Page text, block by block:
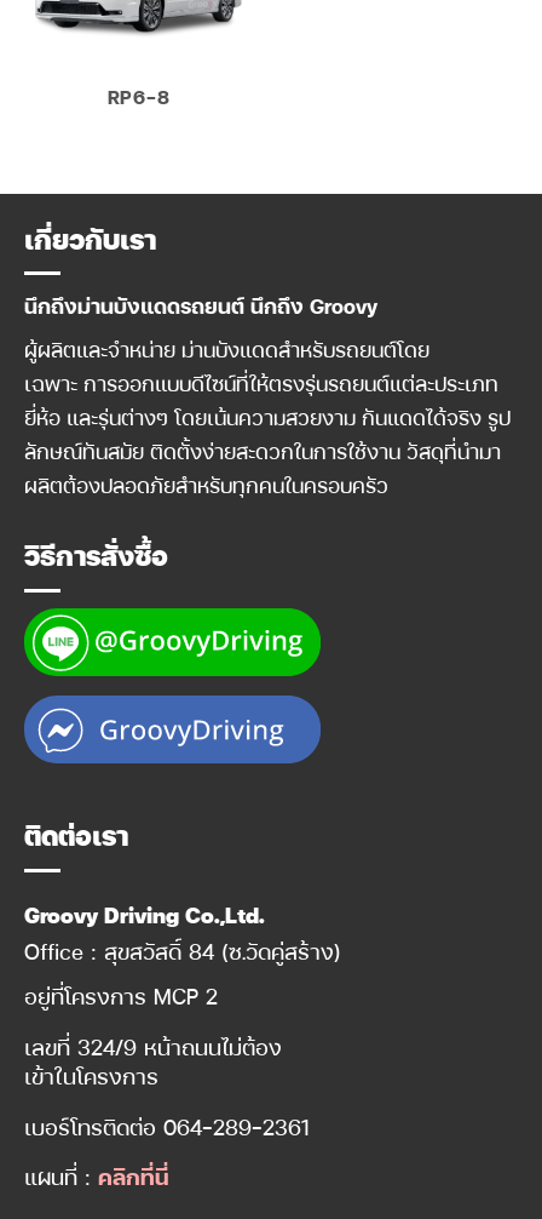
RP6-8
เกี่ยวกับเรา
นึกถึงม่านบังแดดรถยนต์ นึกถึง Groovy
ผู้ผลิตและจำหน่าย ม่านบังแดดสำหรับรถยนต์โดย
เฉพาะ การออกแบบดีไซน์ที่ให้ตรงรุ่นรถยนต์แต่ละประเภท
ยี่ห้อ และรุ่นต่างๆ โดยเน้นความสวยงาม กันแดดได้จริง รูป
ลักษณ์ทันสมัย ติดตั้งง่ายสะดวกในการใช้งาน วัสดุที่นำมา
ผลิตต้องปลอดภัยสำหรับทุกคนในครอบครัว
วิธีการสั่งซื้อ
ติดต่อเรา
Groovy Driving Co.,Ltd.
Office : สุขสวัสดิ์ 84 (ซ.วัดคู่สร้าง)
อยู่ที่โครงการ MCP 2
เลขที่ 324/9 หน้าถนนไม่ต้อง
เข้าในโครงการ
เบอร์โทรติดต่อ 064-289-2361
แผนที่ : คลิกที่นี่